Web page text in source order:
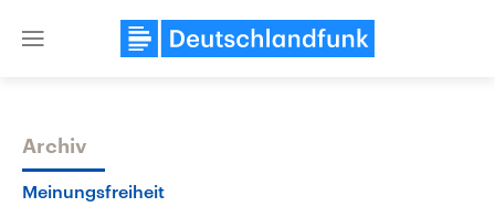
Close
Themen
Archiv
Meinungsfreiheit